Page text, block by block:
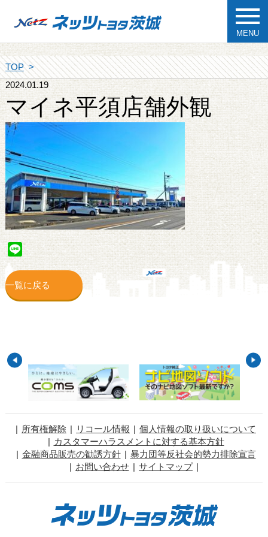
MENU
TOP
2024.01.19
マイネ平須店舗外観
Line
一覧に戻る
所有権解除 リコール情報
個人情報の取り扱いについて
カスタマーハラスメントに対する基本方針
金融商品販売の勧誘方針
暴力団等反社会的勢力排除宣言
お問い合わせ
サイトマップ